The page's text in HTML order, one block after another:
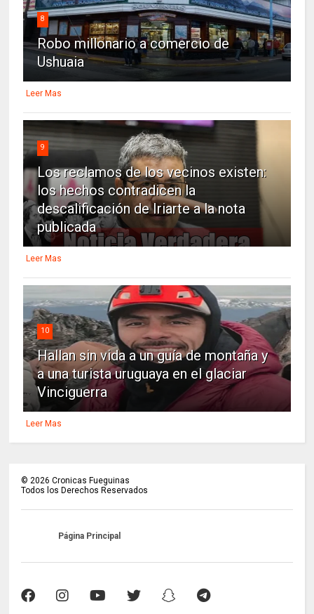
8
Robo millonario a comercio de
Ushuaia
Leer Mas
9
Los reclamos de los vecinos existen:
los hechos contradicen la
descalificación de Iriarte a la nota
publicada
Leer Mas
10
Hallan sin vida a un guía de montaña y
a una turista uruguaya en el glaciar
Vinciguerra
Leer Mas
© 2026 Cronicas Fueguinas
Todos los Derechos Reservados
Página Principal